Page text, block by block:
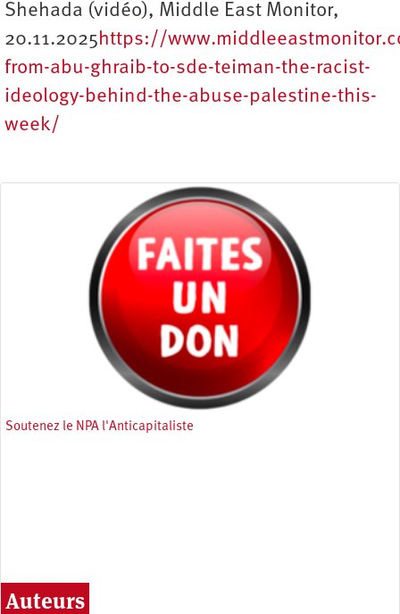
Shehada (vidéo), Middle East Monitor,
20.11.2025https://
from-abu-ghraib-to-sde-teiman-the-racist-
ideology-behind-the-abuse-palestine-this-
week/
Soutenez le NPA l'Anticapitaliste
Auteurs